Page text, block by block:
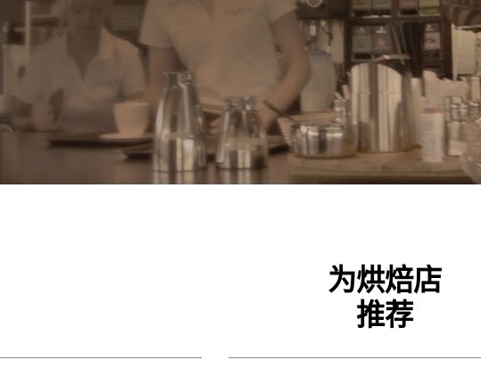
为烘焙店
推荐